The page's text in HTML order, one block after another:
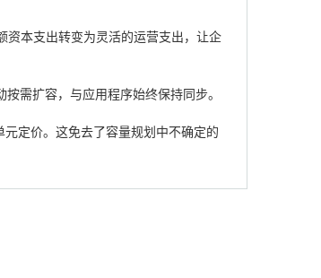
资本支出转变为灵活的运营支出，让企
需扩容，与应用程序始终保持同步。
定价。这免去了容量规划中不确定的